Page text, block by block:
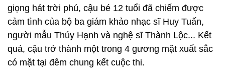
giọng hát trời phú, cậu bé 12 tuổi đã chiếm được
cảm tình của bộ ba giám khảo nhạc sĩ Huy Tuấn,
người mẫu Thúy Hạnh và nghệ sĩ Thành Lộc... Kết
quả, cậu trở thành một trong 4 gương mặt xuất sắc
có mặt tại đêm chung kết cuộc thi.